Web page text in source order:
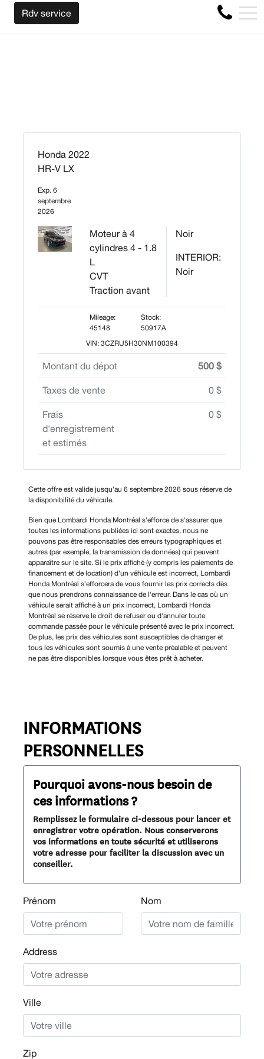
NOUS RACHETONS VOTRE AUTO PEU
4356 Boul Métropolitain E, Montréal, QC, CA H1S 1A2
EN
Rdv service
Honda 2022
HR-V LX
Exp. 6
septembre
2026
Moteur à 4
cylindres 4 - 1.8
L
CVT
Traction avant
Noir
INTERIOR:
Noir
Mileage:
45148
Stock:
50917A
VIN: 3CZRU5H30NM100394
Montant du dépot 500 $
Taxes de vente 0 $
Frais
d'enregistrement
et estimés
0 $
Cette offre est valide jusqu'au 6 septembre 2026 sous réserve de
la disponibilité du véhicule.
Bien que Lombardi Honda Montréal s'efforce de s'assurer que
toutes les informations publiées ici sont exactes, nous ne
pouvons pas être responsables des erreurs typographiques et
autres (par exemple, la transmission de données) qui peuvent
apparaître sur le site. Si le prix affiché (y compris les paiements de
financement et de location) d'un véhicule est incorrect, Lombardi
Honda Montréal s'efforcera de vous fournir les prix corrects dès
que nous prendrons connaissance de l'erreur. Dans le cas où un
véhicule serait affiché à un prix incorrect, Lombardi Honda
Montréal se réserve le droit de refuser ou d'annuler toute
commande passée pour le véhicule présenté avec le prix incorrect.
De plus, les prix des véhicules sont susceptibles de changer et
tous les véhicules sont soumis à une vente préalable et peuvent
ne pas être disponibles lorsque vous êtes prêt à acheter.
INFORMATIONS
PERSONNELLES
Pourquoi avons-nous besoin de
ces informations ?
Remplissez le formulaire ci-dessous pour lancer et
enregistrer votre opération. Nous conserverons
vos informations en toute sécurité et utiliserons
votre adresse pour faciliter la discussion avec un
conseiller.
Prénom Nom
Address
Ville
Zip